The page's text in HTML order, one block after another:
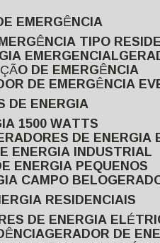
EMERGÊNCIA
TIPO
EMERGENCIAL
DE EMERGÊNCIA
DE EMERGÊNCIA
DE ENERGIA
1500 WATTS
DE
ENERGIA INDUSTRIAL
ENERGIA PEQUENOS
CAMPO BELO
RESIDENCIAIS
DE ENERGIA
GERADOR DE